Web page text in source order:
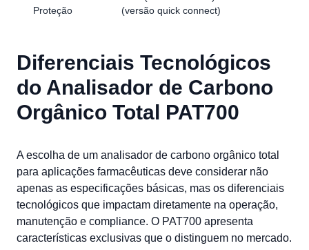
Proteção
(versão quick connect)
Diferenciais Tecnológicos
do Analisador de Carbono
Orgânico Total PAT700
A escolha de um analisador de carbono orgânico total
para aplicações farmacêuticas deve considerar não
apenas as especificações básicas, mas os diferenciais
tecnológicos que impactam diretamente na operação,
manutenção e compliance. O PAT700 apresenta
características exclusivas que o distinguem no mercado.